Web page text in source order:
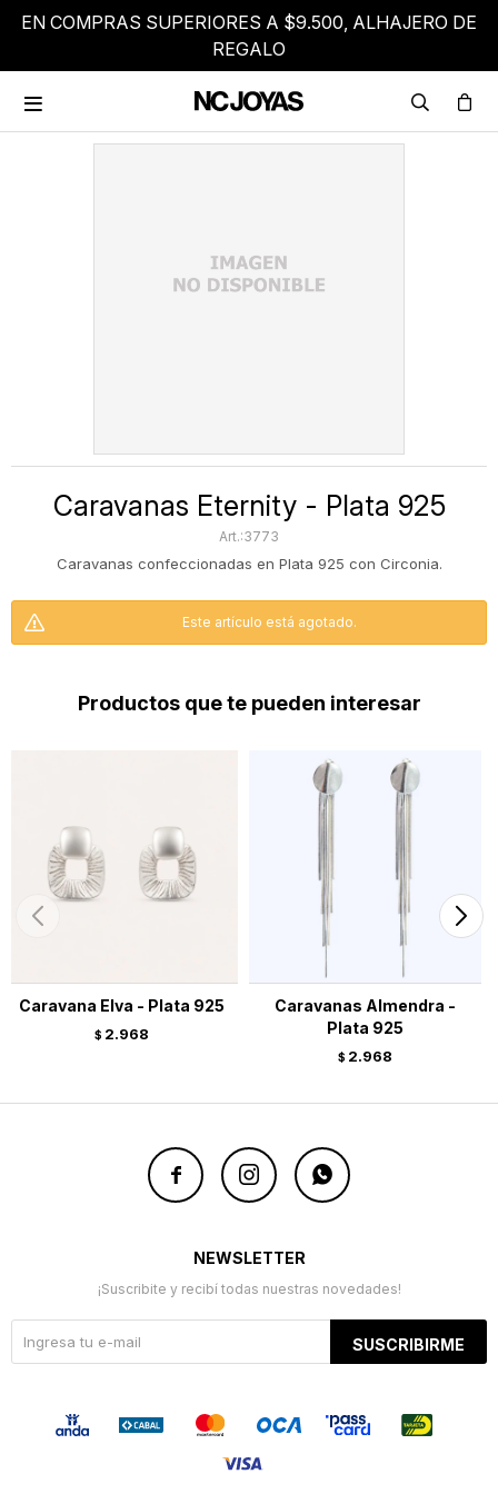
EN COMPRAS SUPERIORES A $9.500, ALHAJERO DE
REGALO

Caravanas Eternity - Plata 925
3773
Caravanas confeccionadas en Plata 925 con Circonia.
Este artículo está agotado.
Productos que te pueden interesar
Caravana Elva - Plata 925
$ 2.968
Caravanas Almendra -
Plata 925
$ 2.968
  
NEWSLETTER
¡Suscribite y recibí todas nuestras novedades!
SUSCRIBIRME